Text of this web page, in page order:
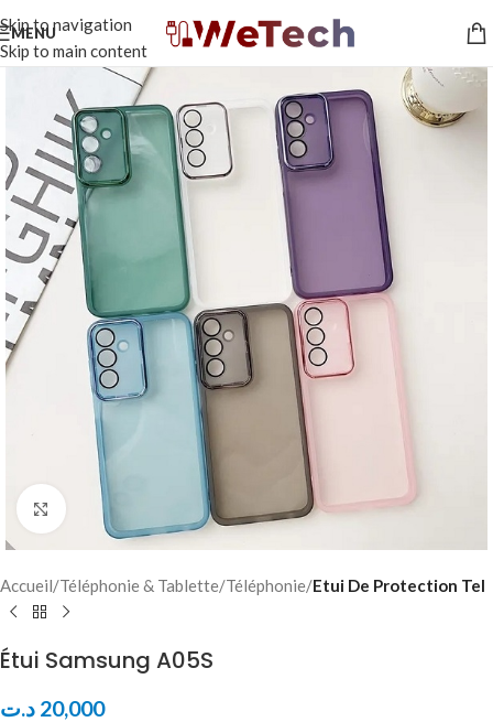
Skip to navigation
Skip to main content
MENU
Click to enlarge
Accueil Téléphonie & Tablette Téléphonie Etui De Protection Tel
Étui Samsung A05S
20,000 د.ت